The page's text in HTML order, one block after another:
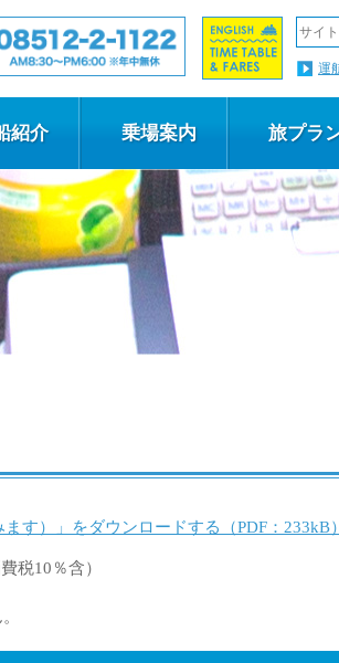
運
紹介 乗場案内 旅プラ
す）」をダウンロードする（PDF：233kB）
税10％含）